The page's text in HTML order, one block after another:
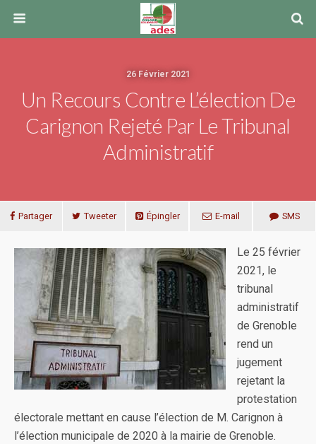
26 Février 2021
Un Recours Contre L’élection De
Carignon Rejeté Par Le Tribunal
Administratif
Partager Tweeter Épingler E-mail SMS
Le 25 février
2021, le
tribunal
administratif
de Grenoble
rend un
jugement
rejetant la
protestation
électorale mettant en cause l’élection de M. Carignon à
l’élection municipale de 2020 à la mairie de Grenoble.